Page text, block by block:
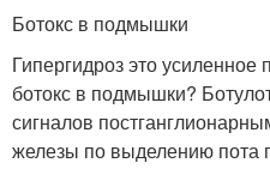
Ботокс в подмышки
Гипергидроз это усиленное
ботокс в подмышки?
сигналов
железы по выделению пота